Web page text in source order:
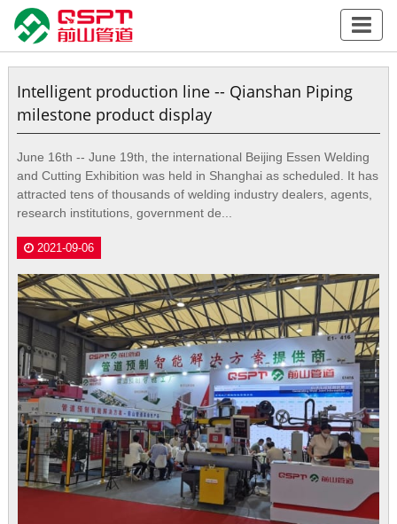
Intelligent production line -- Qianshan Piping
milestone product display
June 16th -- June 19th, the international Beijing Essen Welding
and Cutting Exhibition was held in Shanghai as scheduled. It has
attracted tens of thousands of welding industry dealers, agents,
research institutions, government de...
2021-09-06